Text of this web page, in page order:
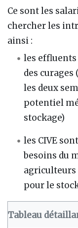
Ce sont les
chercher les
ainsi :
les
des
les deux
potentiel
stockage)
les CIVE
besoins du
agriculteurs
pour le
Tableau